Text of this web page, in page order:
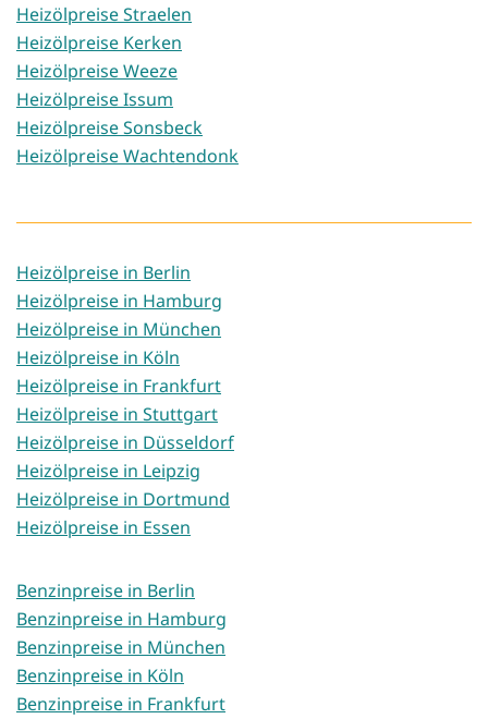
Heizölpreise Straelen
Heizölpreise Kerken
Heizölpreise Weeze
Heizölpreise Issum
Heizölpreise Sonsbeck
Heizölpreise Wachtendonk
Heizölpreise in Berlin
Heizölpreise in Hamburg
Heizölpreise in München
Heizölpreise in Köln
Heizölpreise in Frankfurt
Heizölpreise in Stuttgart
Heizölpreise in Düsseldorf
Heizölpreise in Leipzig
Heizölpreise in Dortmund
Heizölpreise in Essen
Benzinpreise in Berlin
Benzinpreise in Hamburg
Benzinpreise in München
Benzinpreise in Köln
Benzinpreise in Frankfurt